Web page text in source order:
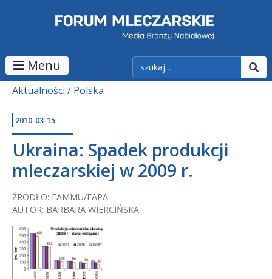
Menu
Aktualności Polska
2010-03-15
Ukraina: Spadek produkcji
mleczarskiej w 2009 r.
ŹRÓDŁO: FAMMU/FAPA
AUTOR: BARBARA WIERCIŃSKA